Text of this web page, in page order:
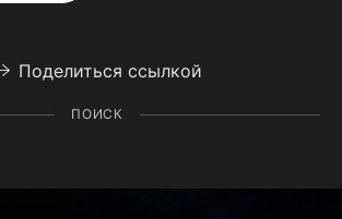
Поделиться ссылкой
ПОИСК